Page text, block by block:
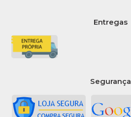
Entregas
Segurança